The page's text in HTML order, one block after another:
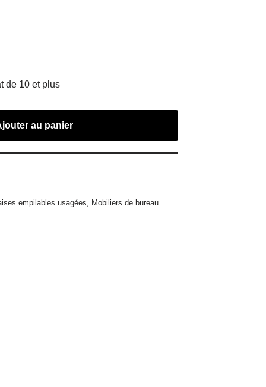
de 10 et plus
au panier
empilables usagées, Mobiliers de bureau